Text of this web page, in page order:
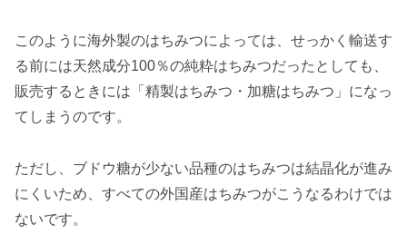
このように海外製のはちみつによっては、せっかく輸送す
る前には天然成分100％の純粋はちみつだったとしても、
販売するときには「精製はちみつ・加糖はちみつ」になっ
てしまうのです。
ただし、ブドウ糖が少ない品種のはちみつは結晶化が進み
にくいため、すべての外国産はちみつがこうなるわけでは
ないです。